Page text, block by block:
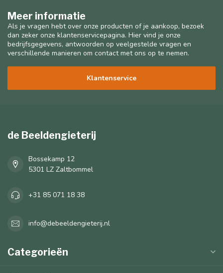
Meer informatie
Als je vragen hebt over onze producten of je aankoop, bezoek
dan zeker onze klantenservicepagina. Hier vind je onze
bedrijfsgegevens, antwoorden op veelgestelde vragen en
verschillende manieren om contact met ons op te nemen.
Klantenservice
de Beeldengieterij
Bossekamp 12
5301 LZ Zaltbommel
+31 85 071 18 38
info@debeeldengieterij.nl
Categorieën